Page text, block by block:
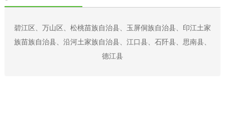
碧江区、万山区、松桃苗族自治县、玉屏侗族自治县、印江土家
族苗族自治县、沿河土家族自治县、江口县、石阡县、思南县、
德江县